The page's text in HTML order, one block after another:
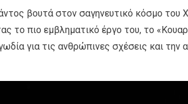
βουτά στον σαγηνευτικό κόσμο του
το πιο εμβληματικό έργο του, το
για τις ανθρώπινες σχέσεις και